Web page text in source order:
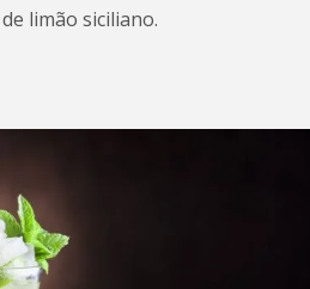
limão siciliano.